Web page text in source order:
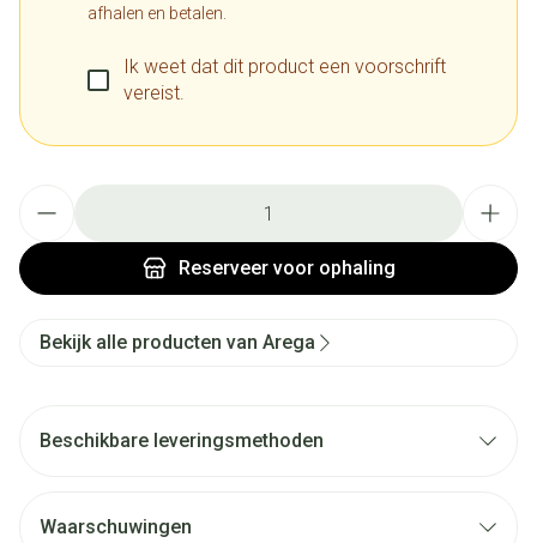
afhalen en betalen.
Ik weet dat dit product een voorschrift
vereist.
Reserveervoor ophaling
Bekijk alle producten van Arega
Beschikbare leveringsmethoden
Waarschuwingen